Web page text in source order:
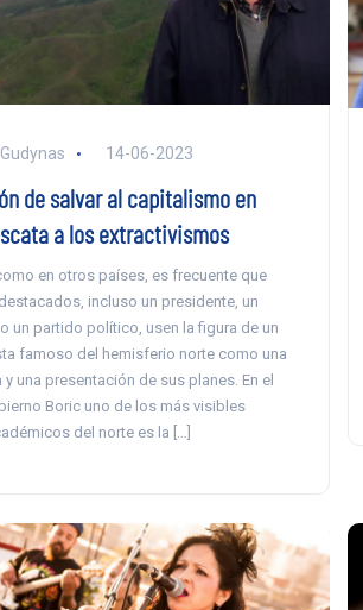
14-06-2023
de salvar al capitalismo en
a los extractivismos
en otros países, es frecuente que
incluso un presidente, un
un partido político, usen la figura de un
famoso del hemisferio norte como una
y una presentación de sus planes. En el
Boric uno de los más visibles
del norte es la […]